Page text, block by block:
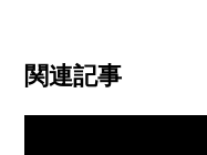
関連記事